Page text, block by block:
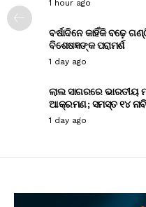
1 hour ago
ବର୍ଷାଦିନେ କାହିଁକି ବଢ଼େ
ବିଶେଷଜ୍ଞଙ୍କ ପରାମର୍ଶ
1 day ago
ଲାଲ ସାଗରରେ ଭାରତୀୟ
ଆକ୍ରମଣ; ସମସ୍ତ ୧୪
1 day ago